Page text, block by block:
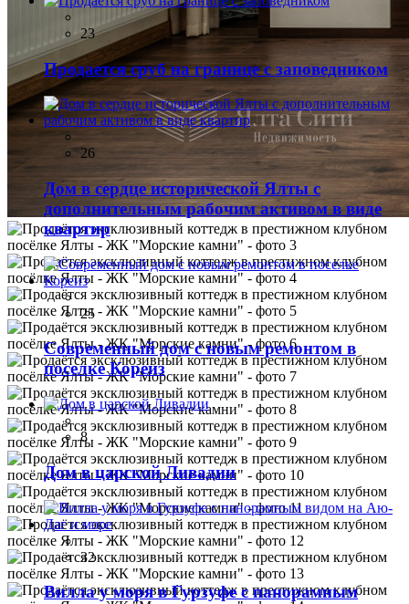
23
Продается сруб на границе с заповедником
26
Дом в сердце исторической Ялты с
дополнительным рабочим активом в виде
квартир
25
Современный дом с новым ремонтом в
поселке Кореиз
8
Дом в царской Ливадии
32
Вилла у моря в Гурзуфе с панорамным